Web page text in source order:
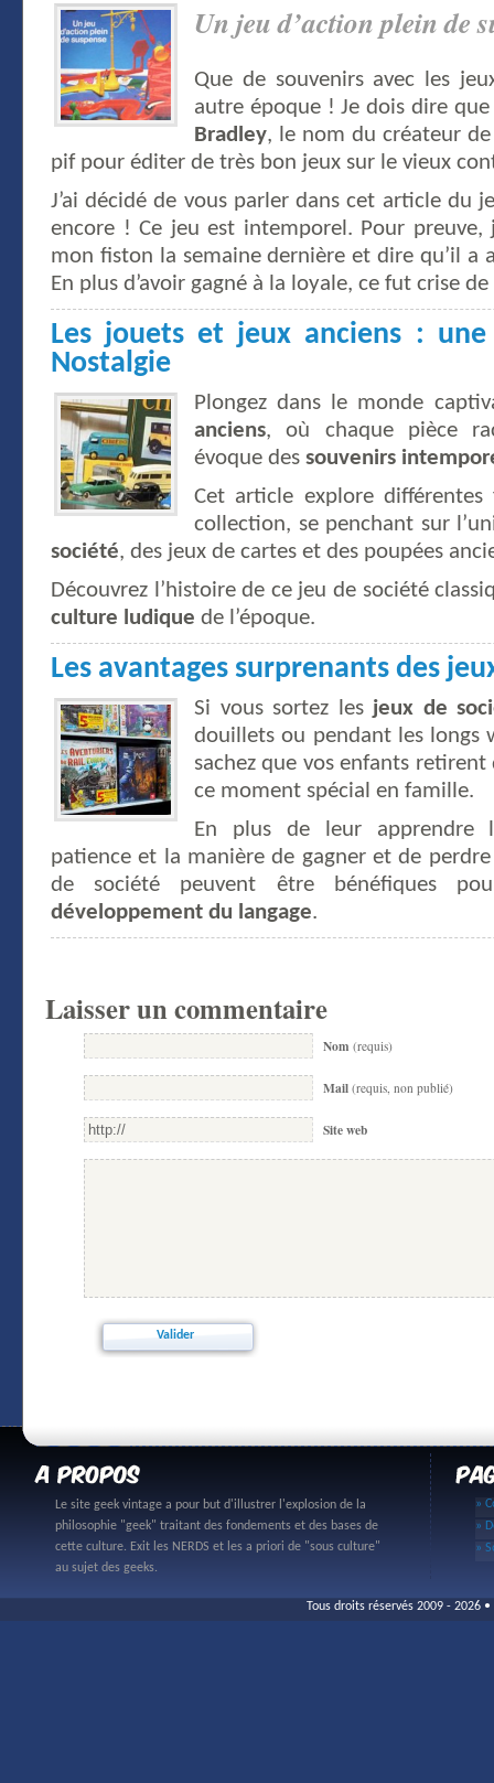
Un jeu d’action plein de
Que de souvenirs avec les
autre époque ! Je dois dire
Bradley, le nom du créateur
pif pour éditer de très bon jeux sur le vieux
J’ai décidé de vous parler dans cet article du
encore ! Ce jeu est intemporel. Pour preuve,
mon fiston la semaine dernière et dire qu’il a
En plus d’avoir gagné à la loyale, ce fut crise
Les jouets et jeux anciens :
Nostalgie
Plongez dans le monde
anciens, où chaque pièce
évoque des souvenirs
Cet article explore
collection, se penchant sur
société, des jeux de cartes et des poupées
Découvrez l’histoire de ce jeu de société
culture ludique de l’époque.
Les avantages surprenants des
Si vous sortez les jeux de
douillets ou pendant les longs
sachez que vos enfants retirent
ce moment spécial en famille.
En plus de leur apprendre
patience et la manière de gagner et de perdre
de société peuvent être bénéfiques
développement du langage.
Laisser un commentaire
Nom (requis)
Mail (requis, non publié)
Site web
Le site geek vintage a pour but d'illustrer l'explosion de la
philosophie "geek" traitant des fondements et des bases de
cette culture. Exit les NERDS et les a priori de "sous culture"
au sujet des geeks.
»
»
»
Tous droits réservés 2009 - 2026